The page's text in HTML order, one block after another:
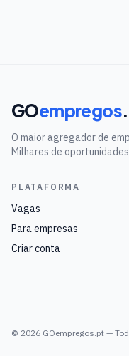
GOempregos
O maior agregador de
Milhares de
PLATAFORMA
Vagas
Para empresas
Criar conta
© 2026 GOempregos.pt —